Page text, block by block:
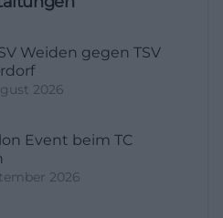
Weiden gegen TSV
2026
Event beim TC
2026